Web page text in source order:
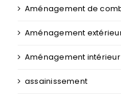
Aménagement de
Aménagement
Aménagement intérieur
assainissement